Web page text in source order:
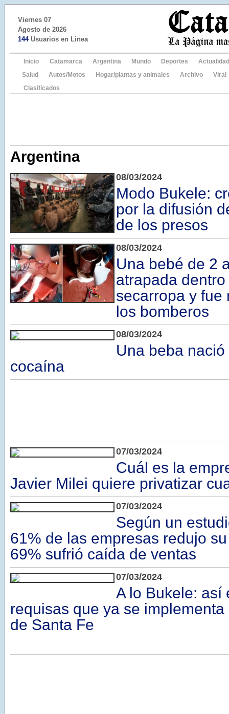
Viernes 07
Agosto de 2026
144Usuarios en Linea
Inicio Catamarca Argentina Mundo Deportes
Actualidad
Salud
Autos/Motos Hogar/plantas y animales Archivo
Viral
Clasificados
Argentina
08/03/2024
Modo Bukele:
por la difusión
de los presos
08/03/2024
Una bebé de 2
atrapada
secarropa y fue
los bomberos
08/03/2024
Una beba
cocaína
07/03/2024
Cuál es la
Javier Milei quiere privatizar
07/03/2024
Según un
61% de las empresas redujo
69% sufrió caída de ventas
07/03/2024
A lo Bukele: así
requisas que ya se
de Santa Fe